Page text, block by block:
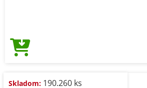
Skladom: 190.260 ks